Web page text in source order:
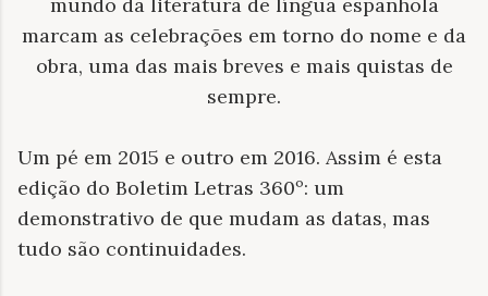
marcam as celebrações em torno do nome e da
obra, uma das mais breves e mais quistas de
sempre.
Um pé em 2015 e outro em 2016. Assim é esta
edição do Boletim Letras 360º: um
demonstrativo de que mudam as datas, mas
tudo são continuidades.